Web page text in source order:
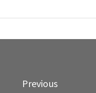
Previous